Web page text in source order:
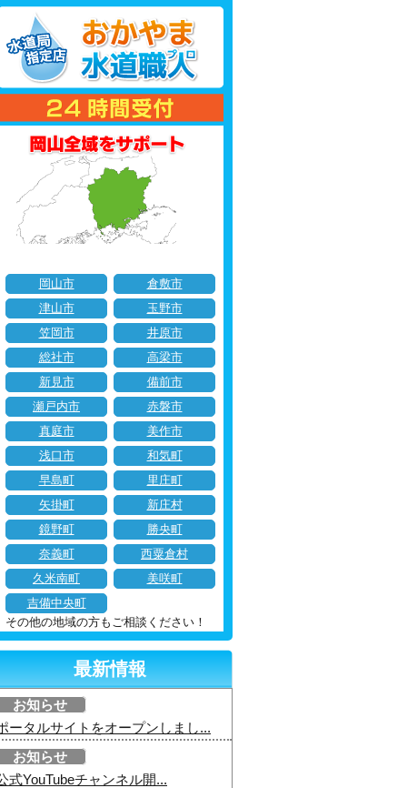
岡山市
倉敷市
津山市
玉野市
笠岡市
井原市
総社市
高梁市
新見市
備前市
瀬戸内市
赤磐市
真庭市
美作市
浅口市
和気町
早島町
里庄町
矢掛町
新庄村
鏡野町
勝央町
奈義町
西粟倉村
久米南町
美咲町
吉備中央町
その他の地域の方もご相談ください！
最新情報
お知らせ
ータルサイトをオープンしまし...
お知らせ
式YouTubeチャンネル開...